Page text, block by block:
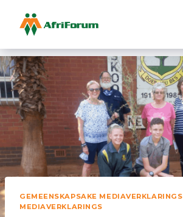
to
content
GEMEENSKAPSAKE MEDIAVERKLARINGS
MEDIAVERKLARINGS